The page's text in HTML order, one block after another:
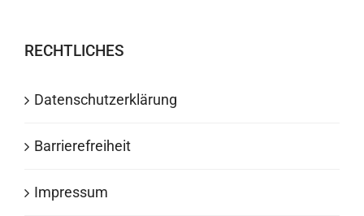
RECHTLICHES
Datenschutzerklärung
Barrierefreiheit
Impressum